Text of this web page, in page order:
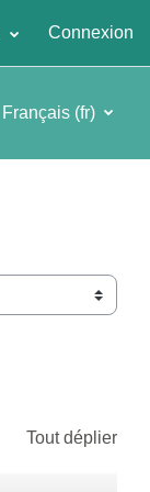
Connexion
Français ‎(fr)‎
Tout déplier